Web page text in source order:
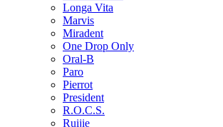
Longa Vita
Marvis
Miradent
One Drop Only
Oral-B
Paro
Pierrot
President
R.O.C.S.
Ruijie